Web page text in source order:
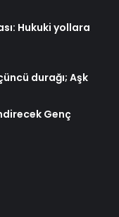
Hukuki yollara
durağı; Aşk
Genç